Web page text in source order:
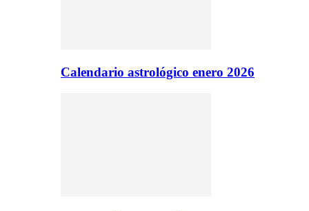
Calendario astrológico enero 2026